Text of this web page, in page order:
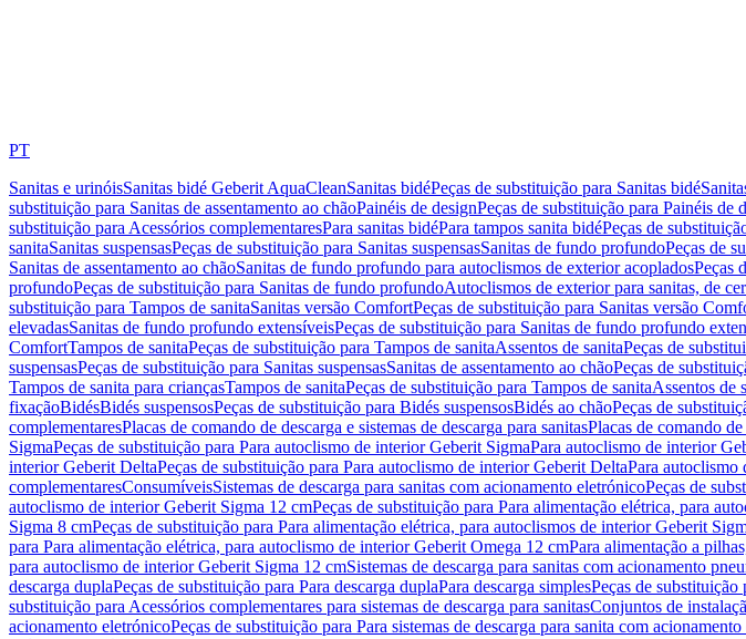
PT
Sanitas e urinóisSanitas bidé Geberit AquaCleanSanitas bidéPeças de substituição para Sanitas bidé
substituição para Sanitas de assentamento ao chãoPainéis de designPeças de substituição para Painéis de
substituição para Acessórios complementaresPara sanitas bidéPara tampos sanita bidéPeças de
sanitaSanitas suspensasPeças de substituição para Sanitas suspensasSanitas de fundo profundoPeças de
Sanitas de assentamento ao chãoSanitas de fundo profundo para autoclismos de exterior acopladosPeças
profundoPeças de substituição para Sanitas de fundo profundoAutoclismos de exterior para sanitas, de
substituição para Tampos de sanitaSanitas versão ComfortPeças de substituição para Sanitas versão
elevadasSanitas de fundo profundo extensíveisPeças de substituição para Sanitas de fundo profundo
ComfortTampos de sanitaPeças de substituição para Tampos de sanitaAssentos de sanitaPeças de
suspensasPeças de substituição para Sanitas suspensasSanitas de assentamento ao chãoPeças de
Tampos de sanita para criançasTampos de sanitaPeças de substituição para Tampos de sanitaAssentos de
fixaçãoBidésBidés suspensosPeças de substituição para Bidés suspensosBidés ao chãoPeças de
complementaresPlacas de comando de descarga e sistemas de descarga para sanitasPlacas de comando de
SigmaPeças de substituição para Para autoclismo de interior Geberit SigmaPara autoclismo de interior
interior Geberit DeltaPeças de substituição para Para autoclismo de interior Geberit DeltaPara
complementaresConsumíveisSistemas de descarga para sanitas com acionamento eletrónicoPeças de
autoclismo de interior Geberit Sigma 12 cmPeças de substituição para Para alimentação elétrica, para
Sigma 8 cmPeças de substituição para Para alimentação elétrica, para autoclismos de interior Geberit
para Para alimentação elétrica, para autoclismo de interior Geberit Omega 12 cmPara alimentação a
para autoclismo de interior Geberit Sigma 12 cmSistemas de descarga para sanitas com acionamento
descarga duplaPeças de substituição para Para descarga duplaPara descarga simplesPeças de substituição
substituição para Acessórios complementares para sistemas de descarga para sanitasConjuntos de
acionamento eletrónicoPeças de substituição para Para sistemas de descarga para sanita com